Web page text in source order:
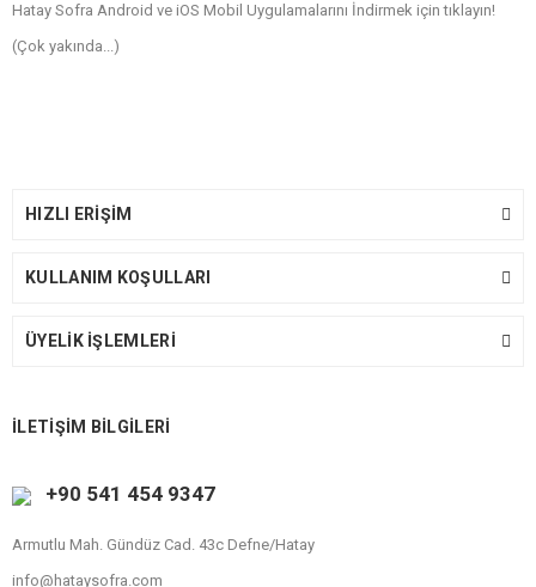
Hatay Sofra Android ve iOS Mobil Uygulamalarını İndirmek için tıklayın!
(Çok yakında...)
HIZLI ERİŞİM
KULLANIM KOŞULLARI
ÜYELİK İŞLEMLERİ
İLETİŞİM BİLGİLERİ
+90 541 454 9347
Armutlu Mah. Gündüz Cad. 43c Defne/Hatay
info@hataysofra.com